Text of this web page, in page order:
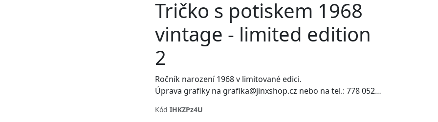
Tričko s potiskem 1968
vintage - limited edition
2
Ročník narození 1968 v limitované edici.
Úprava grafiky na grafika@jinxshop.cz nebo na tel.: 778 052 180
Kód IHKZPz4U